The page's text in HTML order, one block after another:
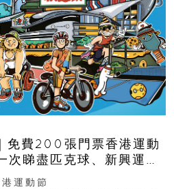
費200張門票香港運動
睇盡匹克球、新興運
動品牌展覽
運動節